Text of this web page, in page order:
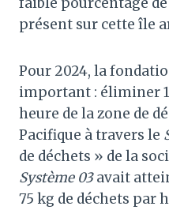
présent sur cette île
Pour 2024, la
important : éliminer
heure de la zone de
Pacifique à travers le
de déchets » de la
Système 03avait
75 kg de déchets par